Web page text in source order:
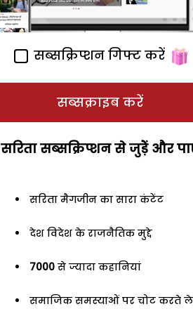
सब्सक्रिप्शन गिफ्ट करें
सब्सक्राइब करें
सरिता सब्सक्रिप्शन से जुड़ेें और
सरिता मैगजीन का सारा कंटेंट
देश विदेश के राजनैतिक मुद्दे
7000 से ज्यादा कहानियां
समाजिक समस्याओं पर चोट करते